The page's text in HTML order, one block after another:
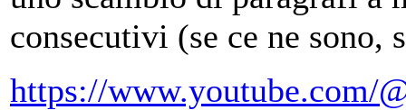
consecutivi (se ce ne sono,
https://www.youtube.com/